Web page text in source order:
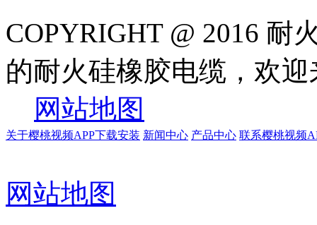
COPYRIGHT @ 2016 耐
的耐火硅橡胶电缆，欢
网站地图
关于樱桃视频APP下载安装 新闻中心 产品中心 联系樱桃视频
网站地图